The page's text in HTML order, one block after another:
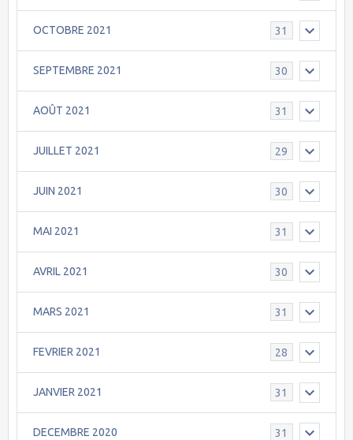
OCTOBRE 2021 31
SEPTEMBRE 2021 30
AOÛT 2021 31
JUILLET 2021 29
JUIN 2021 30
MAI 2021 31
AVRIL 2021 30
MARS 2021 31
FEVRIER 2021 28
JANVIER 2021 31
DECEMBRE 2020 31